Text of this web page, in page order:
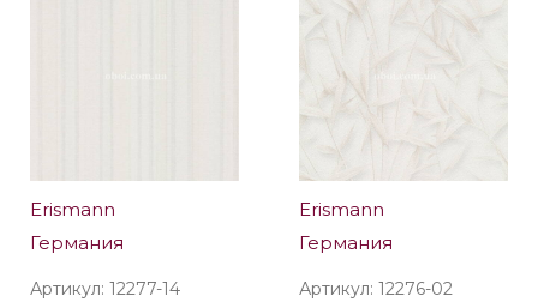
Erismann
Германия
Артикул: 12277-14
Erismann
Германия
Артикул: 12276-02